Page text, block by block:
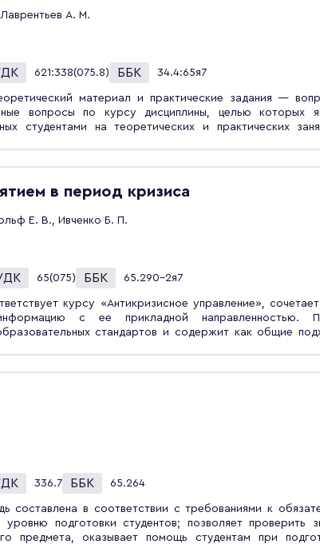
А. М.
621:338(075.8) ББК 34.4:65я7
материал и практические задания —
вопросы по курсу дисциплины, целью которых
студентами на теоретических и практических
«Конструкторско-технологическое
а также будет полезно студентам,
по направлениям «Экономика», «Менеджмент»,
в период кризиса
Е. В., Ивченко Б. П.
65(075) ББК 65.290-2я7
курсу «Антикризисное управление»,
информацию с ее прикладной направленностью.
стандартов и содержит как общие
в зависимости от нахождения его на
управление предприятием в период кризиса, и с точки
по управлению им на каждой стадии
пособия является применение моделей
цикла сложной системы и оценки его
проблемы управления предприятием в условиях
изменений действующего
направлениям подготовки «Экономика», «Менеджмент».
336.7 ББК 65.264
составлена в соответствии с требованиями к
подготовки студентов; позволяет проверить
предмета, оказывает помощь студентам при